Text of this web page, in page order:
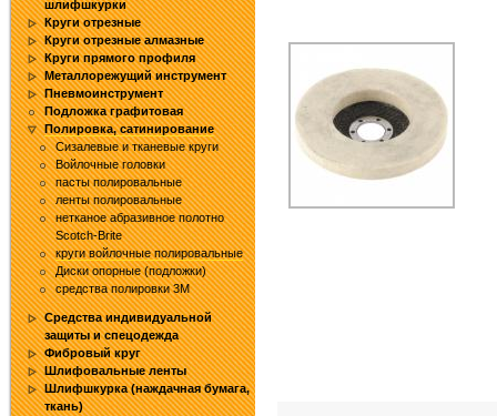
шлифшкурки
Круги отрезные
Круги отрезные алмазные
Круги прямого профиля
Металлорежущий инструмент
Пневмоинструмент
Подложка графитовая
Полировка, сатинирование
Сизалевые и тканевые круги
Войлочные головки
пасты полировальные
ленты полировальные
нетканое абразивное полотно
Sсotch-Brite
круги войлочные полировальные
Диски опорные (подложки)
средства полировки 3М
Средства индивидуальной
защиты и спецодежда
Фибровый круг
Шлифовальные ленты
Шлифшкурка (наждачная бумага,
ткань)